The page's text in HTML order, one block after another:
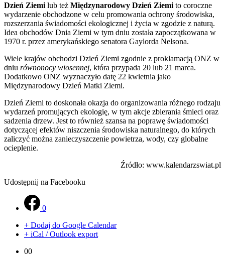
Dzień Ziemi lub też Międzynarodowy Dzień Ziemi to coroczne
wydarzenie obchodzone w celu promowania ochrony środowiska,
rozszerzania świadomości ekologicznej i życia w zgodzie z naturą.
Idea obchodów Dnia Ziemi w tym dniu została zapoczątkowana w
1970 r. przez amerykańskiego senatora Gaylorda Nelsona.
Wiele krajów obchodzi Dzień Ziemi zgodnie z proklamacją ONZ w
dniu równonocy wiosennej, która przypada 20 lub 21 marca.
Dodatkowo ONZ wyznaczyło datę 22 kwietnia jako
Międzynarodowy Dzień Matki Ziemi.
Dzień Ziemi to doskonała okazja do organizowania różnego rodzaju
wydarzeń promujących ekologię, w tym akcje zbierania śmieci oraz
sadzenia drzew. Jest to również szansa na poprawę świadomości
dotyczącej efektów niszczenia środowiska naturalnego, do których
zaliczyć można zanieczyszczenie powietrza, wody, czy globalne
ocieplenie.
Źródło: www.kalendarzswiat.pl
Udostępnij na Facebooku
0
+ Dodaj do Google Calendar
+ iCal / Outlook export
00